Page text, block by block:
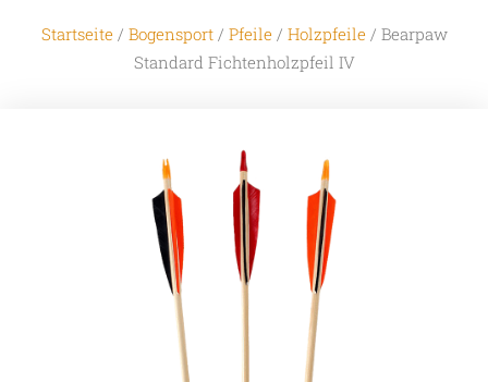
Startseite / Bogensport/ Pfeile / Holzpfeile / Bearpaw
Standard Fichtenholzpfeil IV